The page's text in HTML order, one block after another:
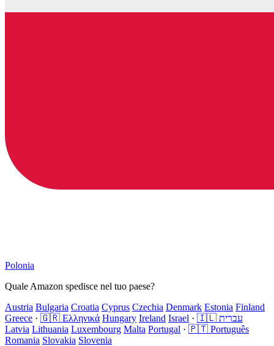
Polonia
Quale Amazon spedisce nel tuo paese?
Austria Bulgaria Croatia Cyprus Czechia Denmark Estonia Finland
Greece · 🇬🇷 Ελληνικά Hungary Ireland Israel ·
🇮🇱 עברית
Latvia Lithuania Luxembourg Malta Portugal · 🇵🇹 Português
Romania Slovakia Slovenia